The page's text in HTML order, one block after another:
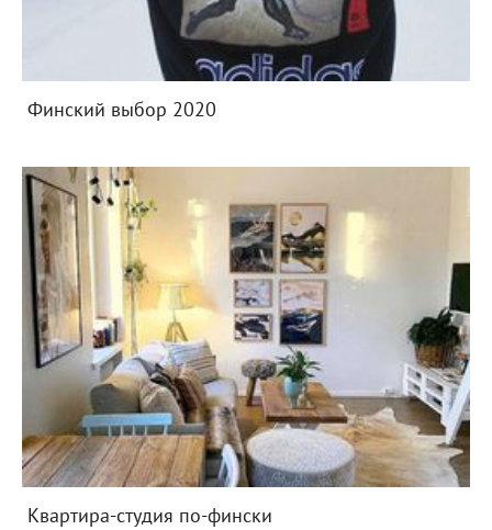
Финский выбор 2020
Квартира-студия по-фински